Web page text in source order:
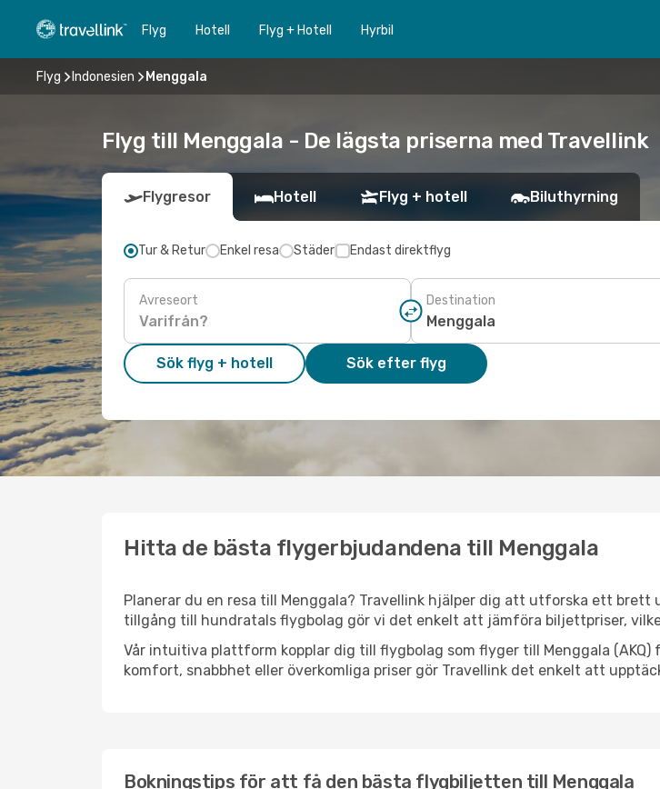
Flyg Hotell Flyg + Hotell Hyrbil
Flyg Indonesien Menggala
Flyg till Menggala - De lägsta priserna med Travellink
Flygresor Hotell Flyg + hotell Biluthyrning
Tur & Retur Enkel resa Städer Endast direktflyg
Avreseort Destination
Sök flyg + hotell Sök efter flyg
Hitta de bästa flygerbjudandena till Menggala
Planerar du en resa till Menggala? Travellink hjälper dig att utforska ett
tillgång till hundratals flygbolag gör vi det enkelt att jämföra biljettpriser,
Vår intuitiva plattform kopplar dig till flygbolag som flyger till Menggala
komfort, snabbhet eller överkomliga priser gör Travellink det enkelt att
Bokningstips för att få den bästa flygbiljetten till Menggala